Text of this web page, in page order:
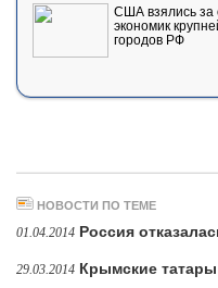
США взялись за
экономик
городов РФ
НОВОСТИ ПО ТЕМЕ
01.04.2014 Россия
29.03.2014 Крымские